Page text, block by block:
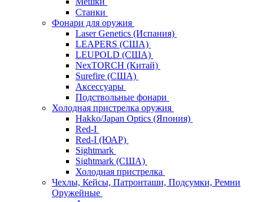
Станки
Фонари для оружия
Laser Genetics (Испания)
LEAPERS (США)
LEUPOLD (США)
NexTORCH (Китай)
Surefire (США)
Аксессуары
Подствольные фонари
Холодная пристрелка оружия
Hakko/Japan Optics (Япония)
Red-I
Red-I (ЮАР)
Sightmark
Sightmark (США)
Холодная пристрелка
Чехлы, Кейсы, Патронташи, Подсумки, Ремни
Оружейные